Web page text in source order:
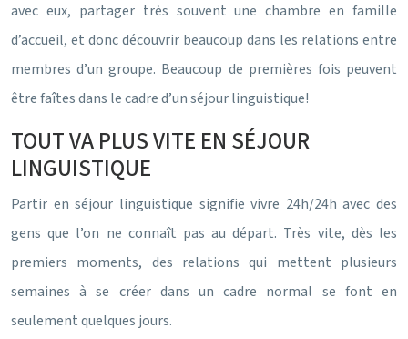
avec eux, partager très souvent une chambre en famille
d’accueil, et donc découvrir beaucoup dans les relations entre
membres d’un groupe. Beaucoup de premières fois peuvent
être faîtes dans le cadre d’un séjour linguistique!
TOUT VA PLUS VITE EN SÉJOUR
LINGUISTIQUE
Partir en séjour linguistique signifie vivre 24h/24h avec des
gens que l’on ne connaît pas au départ. Très vite, dès les
premiers moments, des relations qui mettent plusieurs
semaines à se créer dans un cadre normal se font en
seulement quelques jours.